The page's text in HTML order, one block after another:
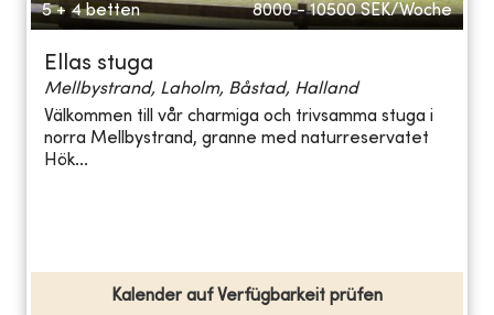
5 + 4 betten 8000 - 10500 SEK/Woche
Ellas stuga
Mellbystrand, Laholm, Båstad, Halland
Välkommen till vår charmiga och trivsamma stuga i
norra Mellbystrand, granne med naturreservatet
Hök...
Kalender auf Verfügbarkeit prüfen